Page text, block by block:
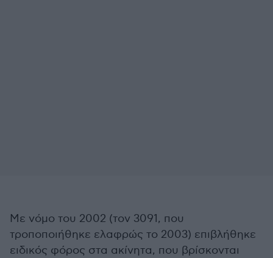
Με νόμο του 2002 (τον 3091, που
τροποποιήθηκε ελαφρώς το 2003) επιβλήθηκε
ειδικός φόρος στα ακίνητα, που βρίσκονται